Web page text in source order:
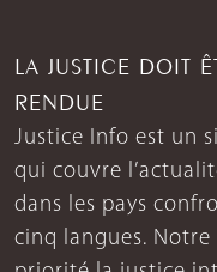
LA JUSTICE DOIT
RENDUE
Justice Info est un
qui couvre
dans les pays
cinq langues.